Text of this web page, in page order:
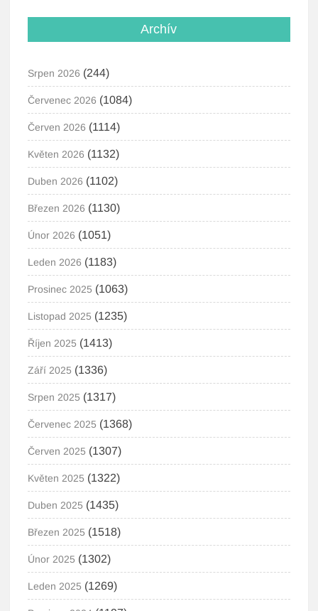
Archív
Srpen 2026 (244)
Červenec 2026 (1084)
Červen 2026 (1114)
Květen 2026 (1132)
Duben 2026 (1102)
Březen 2026 (1130)
Únor 2026 (1051)
Leden 2026 (1183)
Prosinec 2025 (1063)
Listopad 2025 (1235)
Říjen 2025 (1413)
Září 2025 (1336)
Srpen 2025 (1317)
Červenec 2025 (1368)
Červen 2025 (1307)
Květen 2025 (1322)
Duben 2025 (1435)
Březen 2025 (1518)
Únor 2025 (1302)
Leden 2025 (1269)